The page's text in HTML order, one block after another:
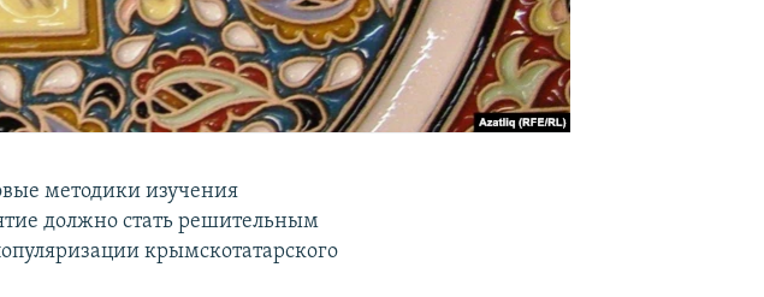
методики изучения
должно стать решительным
крымскотатарского